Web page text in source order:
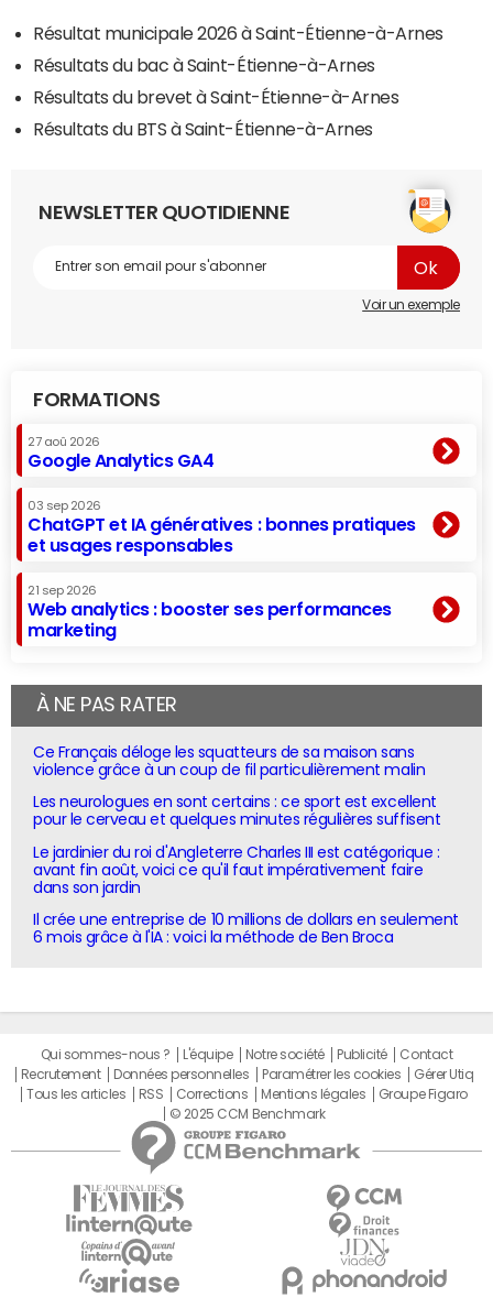
Résultat municipale 2026 à Saint-Étienne-à-Arnes
Résultats du bac à Saint-Étienne-à-Arnes
Résultats du brevet à Saint-Étienne-à-Arnes
Résultats du BTS à Saint-Étienne-à-Arnes
NEWSLETTER QUOTIDIENNE
Voir un exemple
FORMATIONS
27 aoû 2026
Google Analytics GA4
03 sep 2026
ChatGPT et IA génératives : bonnes pratiques
et usages responsables
21 sep 2026
Web analytics : booster ses performances
marketing
À NE PAS RATER
Ce Français déloge les squatteurs de sa maison sans
violence grâce à un coup de fil particulièrement malin
Les neurologues en sont certains : ce sport est excellent
pour le cerveau et quelques minutes régulières suffisent
Le jardinier du roi d'Angleterre Charles III est catégorique :
avant fin août, voici ce qu'il faut impérativement faire
dans son jardin
Il crée une entreprise de 10 millions de dollars en seulement
6 mois grâce à l'IA : voici la méthode de Ben Broca
Qui sommes-nous ? L'équipe Notre société Publicité
Contact
Recrutement
Données personnelles Paramétrer les cookies
Gérer Utiq
Tous les articles
RSS Corrections Mentions légales
Groupe Figaro
© 2025 CCM Benchmark